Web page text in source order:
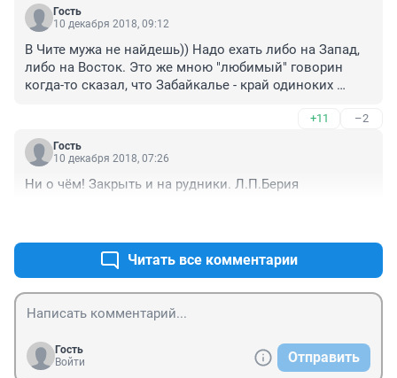
Гость
10 декабря 2018, 09:12
В Чите мужа не найдешь)) Надо ехать либо на Запад,
либо на Восток. Это же мною "любимый" говорин
когда-то сказал, что Забайкалье - край одиноких
+11 –2
Гость
10 декабря 2018, 07:26
Ни о чём! Закрыть и на рудники. Л.П.Берия
Читать все комментарии
Гость
Войти
Отправить